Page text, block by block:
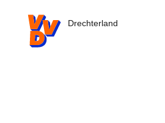
VVD.nl - Ga naar de homepage
Drechterland